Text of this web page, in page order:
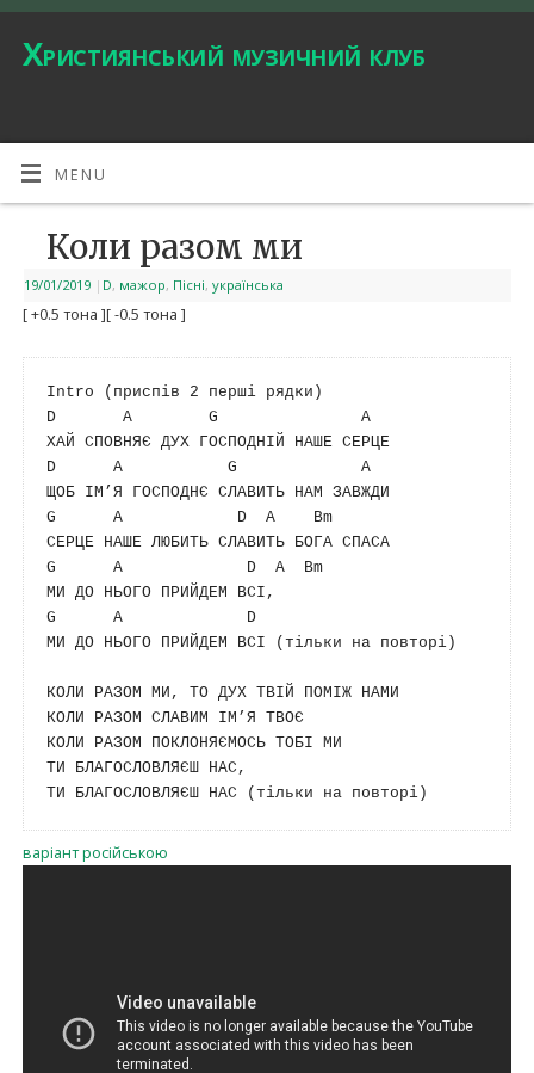
Християнський музичний клуб
MENU
Коли разом ми
19/01/2019 | D, мажор, Пісні, українська
[ +0.5 тона ][ -0.5 тона ]
D
A G
A
ХАЙ СПОВНЯЄ ДУХ ГОСПОДНІЙ НАШЕ СЕРЦЕ
D
A G
A
G
A D A
Bm
СЕРЦЕ НАШЕ ЛЮБИТЬ СЛАВИТЬ БОГА СПАСА
G
A D A
Bm
G
A
D
МИ ДО НЬОГО ПРИЙДЕМ ВСІ (тільки на повторі)
КОЛИ РАЗОМ МИ, ТО ДУХ ТВІЙ ПОМІЖ НАМИ
КОЛИ РАЗОМ СЛАВИМ ІМ’Я ТВОЄ
КОЛИ РАЗОМ ПОКЛОНЯЄМОСЬ ТОБІ МИ
ТИ БЛАГОСЛОВЛЯЄШ НАС,
варіант російською